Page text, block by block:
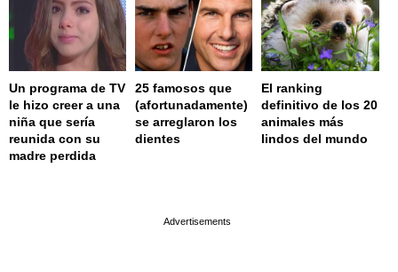
Un programa de TV
le hizo creer a una
niña que sería
reunida con su
madre perdida
25 famosos que
(afortunadamente)
se arreglaron los
dientes
El ranking
definitivo de los 20
animales más
lindos del mundo